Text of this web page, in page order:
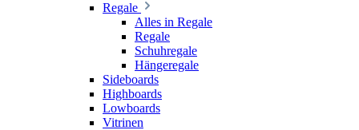
Regale
Alles in Regale
Regale
Schuhregale
Hängeregale
Sideboards
Highboards
Lowboards
Vitrinen